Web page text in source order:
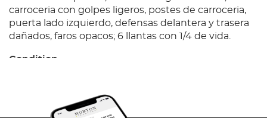
carroceria con golpes ligeros, postes de carroceria,
puerta lado izquierdo, defensas delantera y trasera
dañados, faros opacos; 6 llantas con 1/4 de vida.
Condition
sin prueba de arranque, por lo que no se garantiza
su funcionamiento, motor a diesel, con fuga de